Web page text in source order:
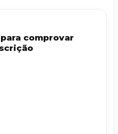
comprovar